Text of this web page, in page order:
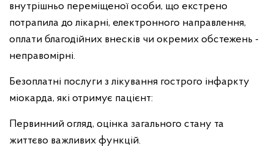
внутрішньо переміщеної особи, що екстрено
потрапила до лікарні, електронного направлення,
оплати благодійних внесків чи окремих обстежень -
неправомірні.
Безоплатні послуги з лікування гострого інфаркту
міокарда, які отримує пацієнт:
Первинний огляд, оцінка загального стану та
життєво важливих функцій.